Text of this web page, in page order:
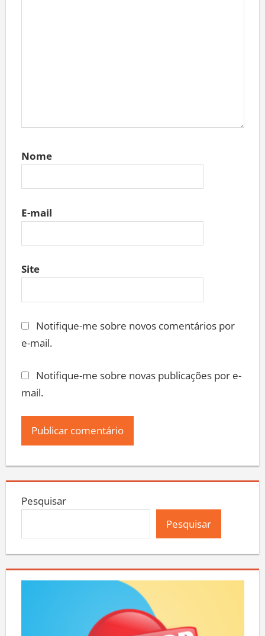
Nome
E-mail
Site
Notifique-me sobre novos comentários por
e-mail.
Notifique-me sobre novas publicações por e-
mail.
Pesquisar
Pesquisar